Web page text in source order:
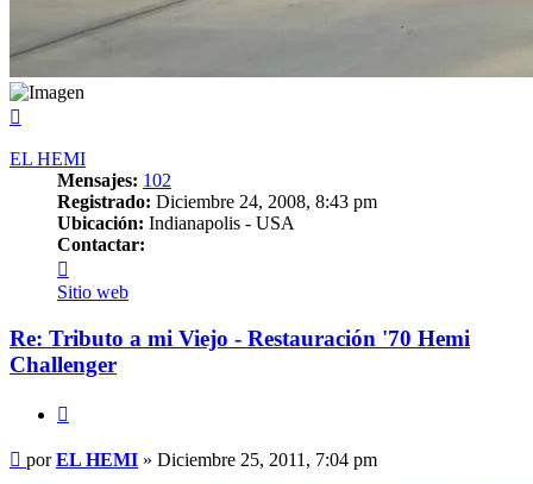
EL HEMI
Mensajes: 102
Registrado: Diciembre 24, 2008, 8:43 pm
Ubicación: Indianapolis - USA
Contactar:
EL
HEMI
Sitio web
Re: Tributo a mi Viejo - Restauración '70 Hemi
Challenger
Mensaje
sin
porEL HEMI » Diciembre 25, 2011, 7:04 pm